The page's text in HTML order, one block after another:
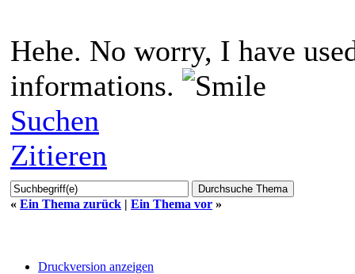
Hehe. No worry, I have
informations.
Suchen
Zitieren
« Ein Thema zurück | Ein Thema vor »
Druckversion anzeigen